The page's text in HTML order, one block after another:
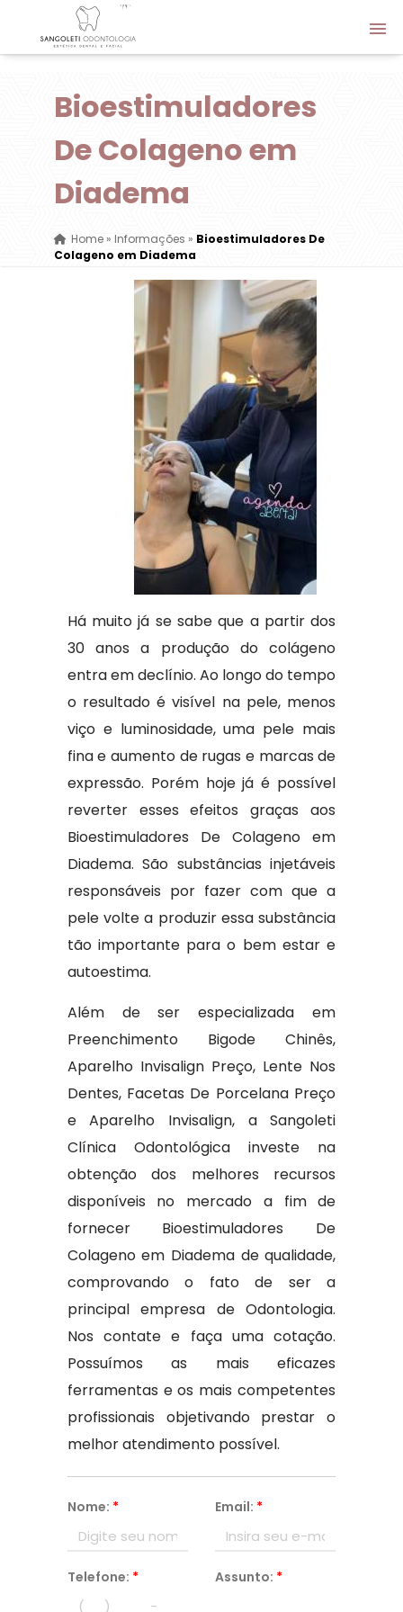
Bioestimuladores
De Colageno em
Diadema
Home» Informações » Bioestimuladores De
Colageno em Diadema
Há muito já se sabe que a partir dos
30 anos a produção do colágeno
entra em declínio. Ao longo do tempo
o resultado é visível na pele, menos
viço e luminosidade, uma pele mais
fina e aumento de rugas e marcas de
expressão. Porém hoje já é possível
reverter esses efeitos graças aos
Bioestimuladores De Colageno em
Diadema. São substâncias injetáveis
responsáveis por fazer com que a
pele volte a produzir essa substância
tão importante para o bem estar e
autoestima.
Além de ser especializada em
Preenchimento Bigode Chinês,
Aparelho Invisalign Preço, Lente Nos
Dentes, Facetas De Porcelana Preço
e Aparelho Invisalign, a Sangoleti
Clínica Odontológica investe na
obtenção dos melhores recursos
disponíveis no mercado a fim de
fornecer Bioestimuladores De
Colageno em Diadema de qualidade,
comprovando o fato de ser a
principal empresa de Odontologia.
Nos contate e faça uma cotação.
Possuímos as mais eficazes
ferramentas e os mais competentes
profissionais objetivando prestar o
melhor atendimento possível.
Nome: * Email: *
Telefone: * Assunto: *